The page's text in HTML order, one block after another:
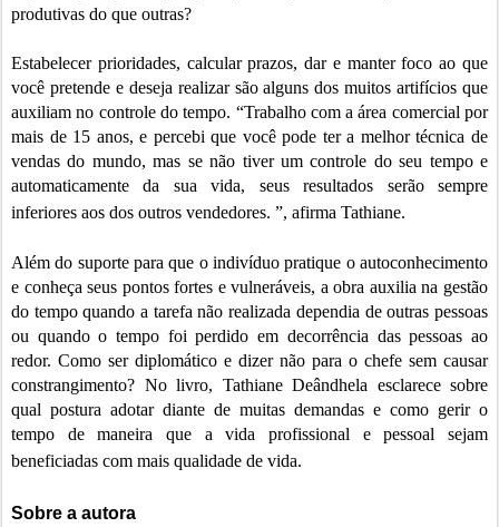
produtivas do que outras?
Estabelecer prioridades, calcular prazos, dar e manter foco ao que
você pretende e deseja realizar são alguns dos muitos artifícios que
auxiliam no controle do tempo. “Trabalho com a área comercial por
mais de 15 anos, e percebi que você pode ter a melhor técnica de
vendas do mundo, mas se não tiver um controle do seu tempo e
automaticamente da sua vida, seus resultados serão sempre
inferiores aos dos outros vendedores. ”, afirma Tathiane.
Além do suporte para que o indivíduo pratique o autoconhecimento
e conheça seus pontos fortes e vulneráveis, a obra auxilia na gestão
do tempo quando a tarefa não realizada dependia de outras pessoas
ou quando o tempo foi perdido em decorrência das pessoas ao
redor. Como ser diplomático e dizer não para o chefe sem causar
constrangimento? No livro, Tathiane Deândhela esclarece sobre
qual postura adotar diante de muitas demandas e como gerir o
tempo de maneira que a vida profissional e pessoal sejam
beneficiadas com mais qualidade de vida.
Sobre a autora